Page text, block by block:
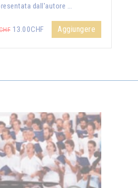
dall'autore …
13.00CHF Aggiungere